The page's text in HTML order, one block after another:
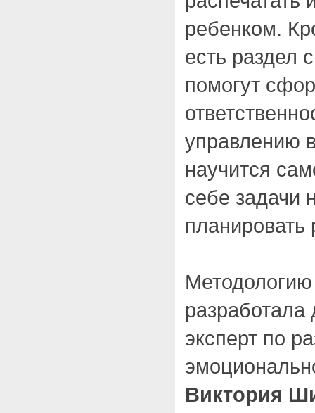
ребенком.
есть раздел
помогут
управлению
научится
себе задачи
планировать
разработала
эксперт по
Виктория